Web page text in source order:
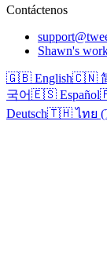
Contáctenos
Shawn's
🇬🇧 English🇨🇳
국어🇪🇸 Español
Deutsch🇹🇭 ไทย